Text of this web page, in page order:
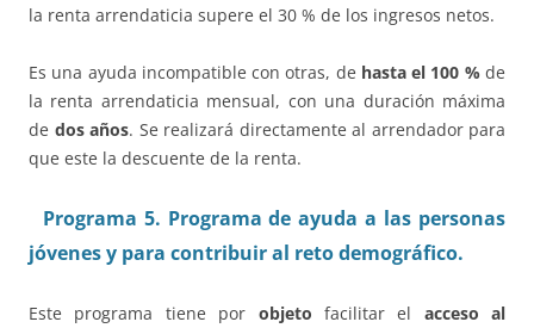
la renta arrendaticia supere el 30 % de los ingresos netos.
Es una ayuda incompatible con otras, de hasta el 100 %de
la renta arrendaticia mensual, con una duración máxima
de dos años. Se realizará directamente al arrendador para
que este la descuente de la renta.
Programa 5. Programa de ayuda a las personas
jóvenes y para contribuir al reto demográfico.
Este programa tiene por objeto facilitar el acceso al